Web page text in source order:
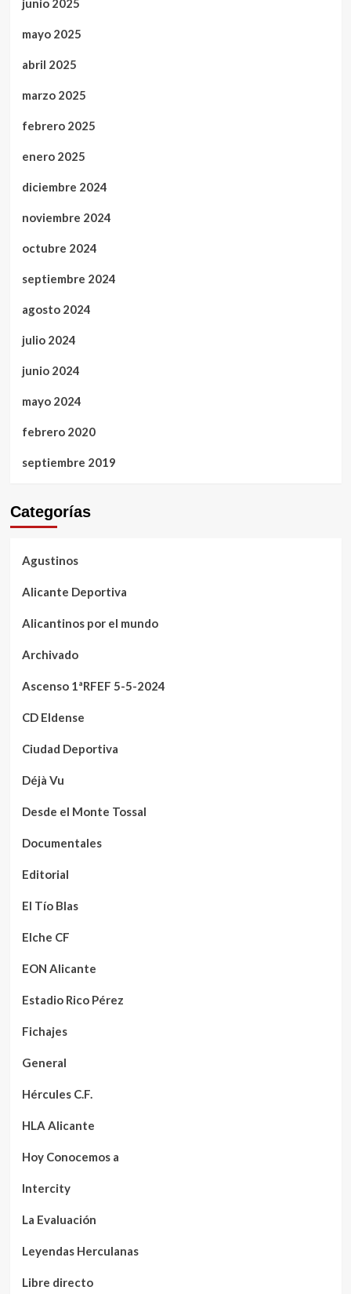
junio 2025
mayo 2025
abril 2025
marzo 2025
febrero 2025
enero 2025
diciembre 2024
noviembre 2024
octubre 2024
septiembre 2024
agosto 2024
julio 2024
junio 2024
mayo 2024
febrero 2020
septiembre 2019
Categorías
Agustinos
Alicante Deportiva
Alicantinos por el mundo
Archivado
Ascenso 1ªRFEF 5-5-2024
CD Eldense
Ciudad Deportiva
Déjà Vu
Desde el Monte Tossal
Documentales
Editorial
El Tío Blas
Elche CF
EON Alicante
Estadio Rico Pérez
Fichajes
General
Hércules C.F.
HLA Alicante
Hoy Conocemos a
Intercity
La Evaluación
Leyendas Herculanas
Libre directo